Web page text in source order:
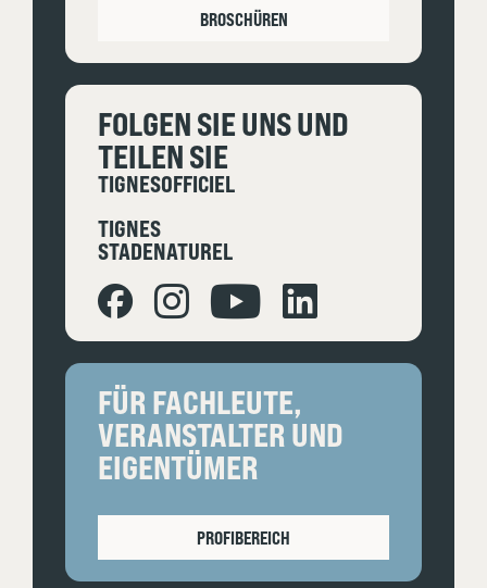
BROSCHÜREN
FOLGEN SIE UNS UND
TEILEN SIE
TIGNESOFFICIEL
TIGNES
STADENATUREL
FÜR FACHLEUTE,
VERANSTALTER UND
EIGENTÜMER
PROFIBEREICH